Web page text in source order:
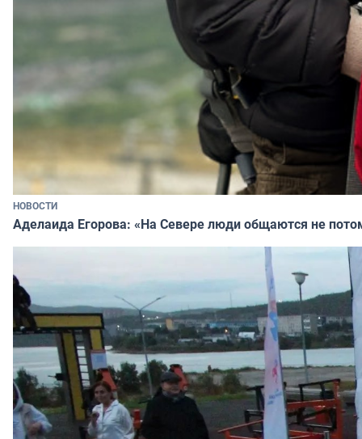
НОВОСТИ
Аделаида Егорова: «На Севере люди общаются не